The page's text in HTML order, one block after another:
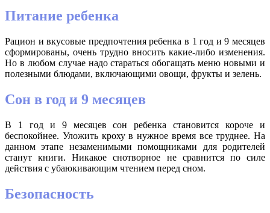
Питание ребенка
Рацион и вкусовые предпочтения ребенка в 1 год и 9 месяцев
сформированы, очень трудно вносить какие-либо изменения.
Но в любом случае надо стараться обогащать меню новыми и
полезными блюдами, включающими овощи, фрукты и зелень.
Сон в год и 9 месяцев
В 1 год и 9 месяцев сон ребенка становится короче и
беспокойнее. Уложить кроху в нужное время все труднее. На
данном этапе незаменимыми помощниками для родителей
станут книги. Никакое снотворное не сравнится по силе
действия с убаюкивающим чтением перед сном.
Безопасность